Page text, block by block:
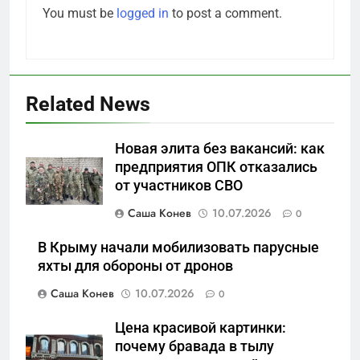
You must be logged in to post a comment.
Related News
Новая элита без вакансий: как
предприятия ОПК отказались
от участников СВО
Саша Конев
10.07.2026 0
В Крыму начали мобилизовать парусные
яхты для обороны от дронов
Саша Конев
10.07.2026 0
Цена красивой картинки:
почему бравада в тылу
Что происходит в
калининградском анклаве:
военные изымают спирт «для
защиты Отечества»
САНКТ-ПЕТЕРБУРГ И ОБЛАСТЬ
«500-тонный беспилотник»
или очередная показуха? Что
скрывает российский ВМФ
САНКТ-ПЕТЕРБУРГ И ОБЛАСТЬ
7